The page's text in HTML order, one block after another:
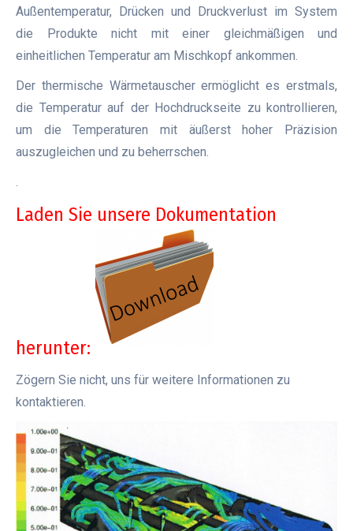
Außentemperatur, Drücken und Druckverlust im System
die Produkte nicht mit einer gleichmäßigen und
einheitlichen Temperatur am Mischkopf ankommen.
Der thermische Wärmetauscher ermöglicht es erstmals,
die Temperatur auf der Hochdruckseite zu kontrollieren,
um die Temperaturen mit äußerst hoher Präzision
auszugleichen und zu beherrschen.
Laden Sie unsere Dokumentation
herunter:
Zögern Sie nicht, uns für weitere Informationen zu
kontaktieren.